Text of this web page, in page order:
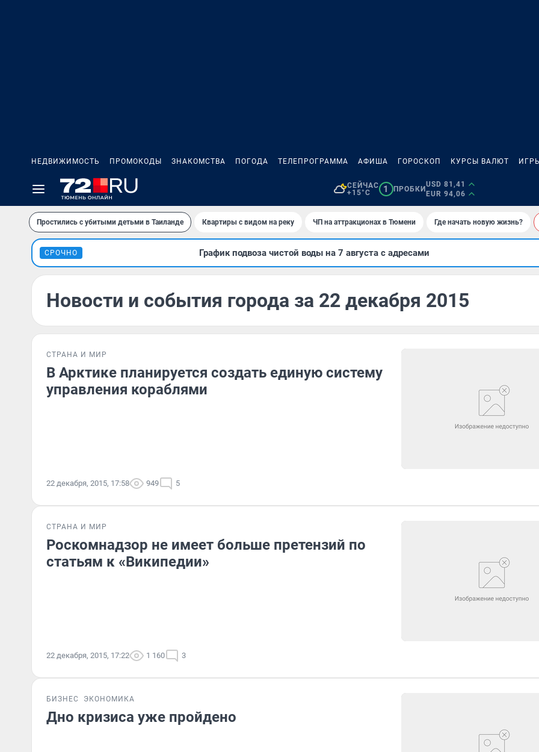
НЕДВИЖИМОСТЬ ПРОМОКОДЫ ЗНАКОМСТВА ПОГОДА ТЕЛЕПРОГРАММА АФИША ГОРОСКОП КУРСЫ ВАЛЮТ ИГРЫ
СЕЙЧАС
+15°C
1 ПРОБКИ
USD 81,41
EUR 94,06
Простились с убитыми детьми в Таиланде Квартиры с видом на реку ЧП на аттракционах в Тюмени Где начать новую жизнь?
СРОЧНО График подвоза чистой воды на 7 августа с адресами
Новости и события города за 22 декабря 2015
СТРАНА И МИР
В Арктике планируется создать единую систему
управления кораблями
22 декабря, 2015, 17:58 949 5
СТРАНА И МИР
Роскомнадзор не имеет больше претензий по
статьям к «Википедии»
22 декабря, 2015, 17:22 1 160 3
БИЗНЕС ЭКОНОМИКА
Дно кризиса уже пройдено